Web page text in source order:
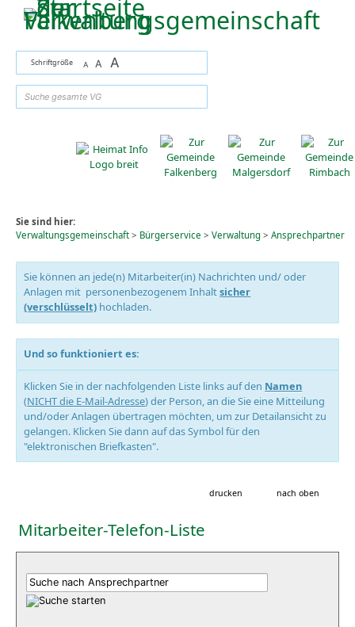
Zum Inhalt,zur Navigationoder
Schriftgröße A A A
Sie sind hier:
Verwaltungsgemeinschaft> Bürgerservice > Verwaltung> Ansprechpartner
Sie können an jede(n) Mitarbeiter(in) Nachrichten und/ oder
Anlagen mit personenbezogenem Inhaltsicher
(verschlüsselt) hochladen.
Und so funktioniert es:
Klicken Sie in der nachfolgenden Liste links auf den Namen
(NICHT die E-Mail-Adresse) der Person, an die Sie eine Mitteilung
und/oder Anlagen übertragen möchten, um zur Detailansicht zu
gelangen. Klicken Sie dann auf das Symbol für den
"elektronischen Briefkasten".
drucken nach oben
Mitarbeiter-Telefon-Liste